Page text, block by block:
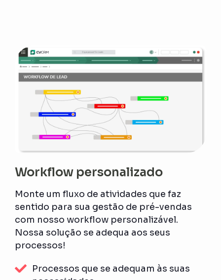
Workflow personalizado
Monte um fluxo de atividades que faz
sentido para sua gestão de pré-vendas
com nosso workflow personalizável.
Nossa solução se adequa aos seus
processos!
Processos que se adequam às suas